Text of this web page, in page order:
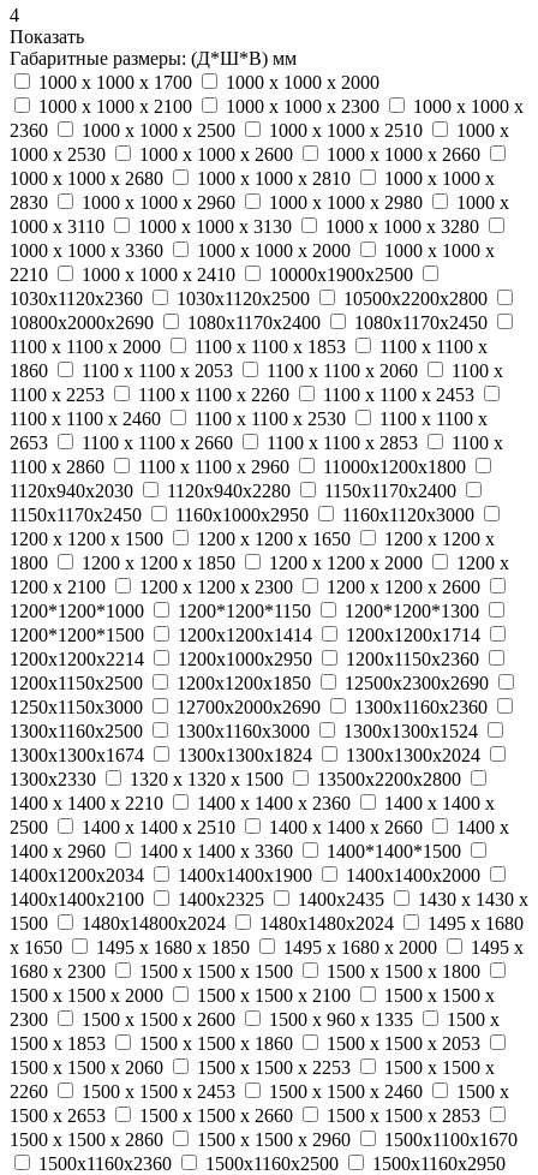
4
Показать
Габаритные размеры: (Д*Ш*В) мм
1000 x 1000 x 1700
1000 x 1000 x 2000
1000 x 1000 x 2100
1000 x 1000 x 2300
1000 x 1000 x
2360
1000 x 1000 x 2500 1000 x 1000 x 2510
1000 x
1000 x 2530
1000 x 1000 x 2600
1000 x 1000 x 2660
1000 x 1000 x 2680
1000 x 1000 x 2810
1000 x 1000 x
2830
1000 x 1000 x 2960 1000 x 1000 x 2980
1000 x
1000 x 3110
1000 x 1000 x 3130
1000 x 1000 x 3280
1000 x 1000 x 3360
1000 х 1000 х 2000
1000 х 1000 х
2210
1000 х 1000 х 2410
10000х1900х2500
1030х1120х2360
1030х1120х2500
10500х2200х2800
10800х2000х2690
1080х1170х2400
1080х1170х2450
1100 x 1100 x 2000
1100 х 1100 х 1853
1100 х 1100 х
1860
1100 х 1100 х 2053 1100 х 1100 х 2060
1100 х
1100 х 2253
1100 х 1100 х 2260
1100 х 1100 х 2453
1100 х 1100 х 2460
1100 х 1100 х 2530
1100 х 1100 х
2653
1100 х 1100 х 2660 1100 х 1100 х 2853
1100 х
1100 х 2860
1100 х 1100 х 2960
11000х1200х1800
1120х940х2030
1120х940х2280
1150х1170х2400
1150х1170х2450
1160х1000х2950
1160х1120х3000
1200 x 1200 x 1500
1200 x 1200 x 1650
1200 x 1200 x
1800
1200 x 1200 x 1850 1200 x 1200 x 2000
1200 x
1200 x 2100
1200 x 1200 x 2300
1200 x 1200 x 2600
1200*1200*1000
1200*1200*1150
1200*1200*1300
1200*1200*1500
1200x1200x1414
1200x1200x1714
1200x1200x2214
1200х1000х2950
1200х1150х2360
1200х1150х2500
1200х1200х1850
12500х2300х2690
1250х1150х3000
12700х2000х2690
1300х1160х2360
1300х1160х2500
1300х1160х3000
1300х1300х1524
1300х1300х1674
1300х1300х1824
1300х1300х2024
1300х2330
1320 x 1320 x 1500
13500х2200х2800
1400 x 1400 x 2210
1400 x 1400 x 2360
1400 x 1400 x
2500
1400 x 1400 x 2510 1400 x 1400 x 2660
1400 x
1400 x 2960
1400 x 1400 x 3360
1400*1400*1500
1400х1200х2034
1400х1400х1900
1400х1400х2000
1400х1400х2100
1400х2325 1400х2435
1430 x 1430 x
1500
1480х14800х2024 1480х1480х2024
1495 x 1680
x 1650
1495 x 1680 x 1850 1495 x 1680 x 2000
1495 x
1680 x 2300
1500 x 1500 x 1500
1500 x 1500 x 1800
1500 x 1500 x 2000
1500 x 1500 x 2100
1500 x 1500 x
2300
1500 x 1500 x 2600 1500 x 960 x 1335
1500 х
1500 х 1853
1500 х 1500 х 1860
1500 х 1500 х 2053
1500 х 1500 х 2060
1500 х 1500 х 2253
1500 х 1500 х
2260
1500 х 1500 х 2453 1500 х 1500 х 2460
1500 х
1500 х 2653
1500 х 1500 х 2660
1500 х 1500 х 2853
1500 х 1500 х 2860
1500 х 1500 х 2960
1500х1100х1670
1500х1160х2360
1500х1160х2500
1500х1160х2950